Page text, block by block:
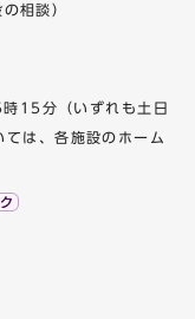
の相談）
15分（いずれも土日
は、各施設のホーム